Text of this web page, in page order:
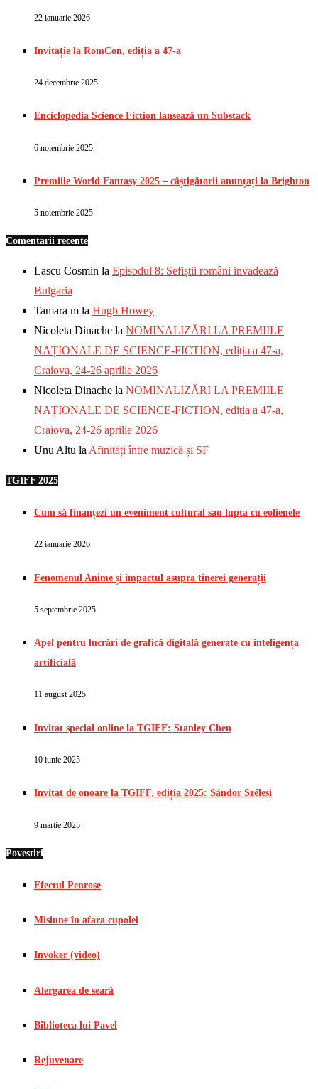
22 ianuarie 2026
Invitație la RomCon, ediția a 47-a
24 decembrie 2025
Enciclopedia Science Fiction lansează un Substack
6 noiembrie 2025
Premiile World Fantasy 2025 – câștigătorii anunțați la Brighton
5 noiembrie 2025
Comentarii recente
Lascu Cosmin la Episodul 8: Sefiștii români invadează
Bulgaria
Tamara m la Hugh Howey
Nicoleta Dinache la NOMINALIZĂRI LA PREMIILE
NAȚIONALE DE SCIENCE-FICTION, ediția a 47-a,
Craiova, 24-26 aprilie 2026
Nicoleta Dinache la NOMINALIZĂRI LA PREMIILE
NAȚIONALE DE SCIENCE-FICTION, ediția a 47-a,
Craiova, 24-26 aprilie 2026
Unu Altu la Afinități între muzică și SF
TGIFF 2025
Cum să finanțezi un eveniment cultural sau lupta cu eolienele
22 ianuarie 2026
Fenomenul Anime și impactul asupra tinerei generații
5 septembrie 2025
Apel pentru lucrări de grafică digitală generate cu inteligența
artificială
11 august 2025
Invitat special online la TGIFF: Stanley Chen
10 iunie 2025
Invitat de onoare la TGIFF, ediția 2025: Sándor Szélesi
9 martie 2025
Povestiri
Efectul Penrose
Misiune în afara cupolei
Invoker (video)
Alergarea de seară
Biblioteca lui Pavel
Rejuvenare